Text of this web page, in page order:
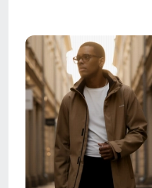
Стиль
Рисунок
Коллекция
Назначение